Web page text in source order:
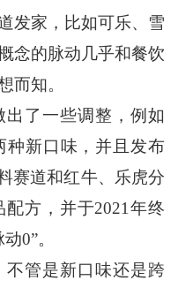
发家，比如可乐、雪
念的脉动几乎和餐饮
而知。
了一些调整，例如
种新口味，并且发布
赛道和红牛、乐虎分
方，并于2021年终
0”。
管是新口味还是跨